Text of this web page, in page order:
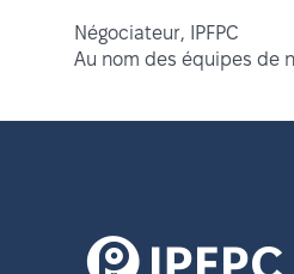
Négociateur, IPFPC
Au nom des équipes de